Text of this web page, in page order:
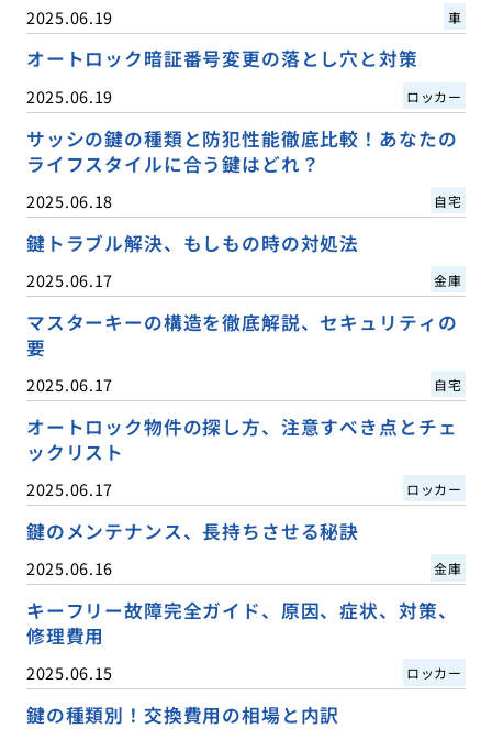
2025.06.19 車
オートロック暗証番号変更の落とし穴と対策
2025.06.19 ロッカー
サッシの鍵の種類と防犯性能徹底比較！あなたの
ライフスタイルに合う鍵はどれ？
2025.06.18 自宅
鍵トラブル解決、もしもの時の対処法
2025.06.17 金庫
マスターキーの構造を徹底解説、セキュリティの
要
2025.06.17 自宅
オートロック物件の探し方、注意すべき点とチェ
ックリスト
2025.06.17 ロッカー
鍵のメンテナンス、長持ちさせる秘訣
2025.06.16 金庫
キーフリー故障完全ガイド、原因、症状、対策、
修理費用
2025.06.15 ロッカー
鍵の種類別！交換費用の相場と内訳